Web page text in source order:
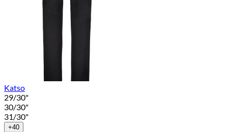
Katso
29/30"
30/30"
31/30"
+40